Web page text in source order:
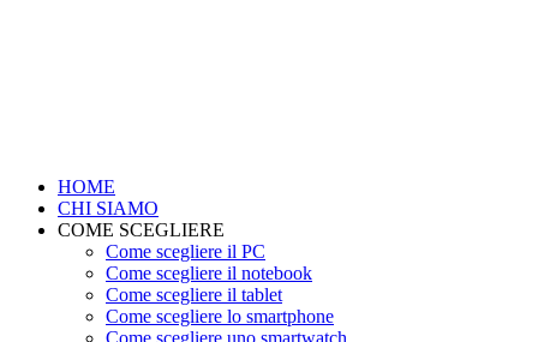
HOME
CHI SIAMO
COME SCEGLIERE
Come scegliere il PC
Come scegliere il notebook
Come scegliere il tablet
Come scegliere lo smartphone
Come scegliere uno smartwatch